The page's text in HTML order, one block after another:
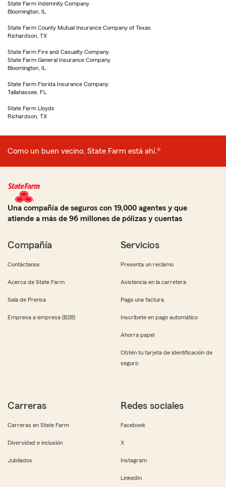
State Farm Indemnity Company
Bloomington, IL
State Farm County Mutual Insurance Company of Texas
Richardson, TX
State Farm Fire and Casualty Company
State Farm General Insurance Company
Bloomington, IL
State Farm Florida Insurance Company
Tallahassee, FL
State Farm Lloyds
Richardson, TX
Como un buen vecino, State Farm está ahí.®
Una compañía de seguros con 19,000 agentes y que
atiende a más de 96 millones de pólizas y cuentas
Compañía
Contáctanos
Acerca de State Farm
Sala de Prensa
Empresa a empresa (B2B)
Servicios
Presenta un reclamo
Asistencia en la carretera
Paga una factura
Inscríbete en pago automático
Ahorra papel
Obtén tu tarjeta de identificación de
seguro
Carreras
Carreras en State Farm
Diversidad e inclusión
Jubilados
Redes sociales
Facebook
X
Instagram
LinkedIn